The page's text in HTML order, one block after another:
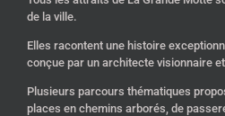
de la ville.
Elles racontent une histoire
conçue par un architecte visionnaire
Plusieurs parcours thématiques
places en chemins arborés, de